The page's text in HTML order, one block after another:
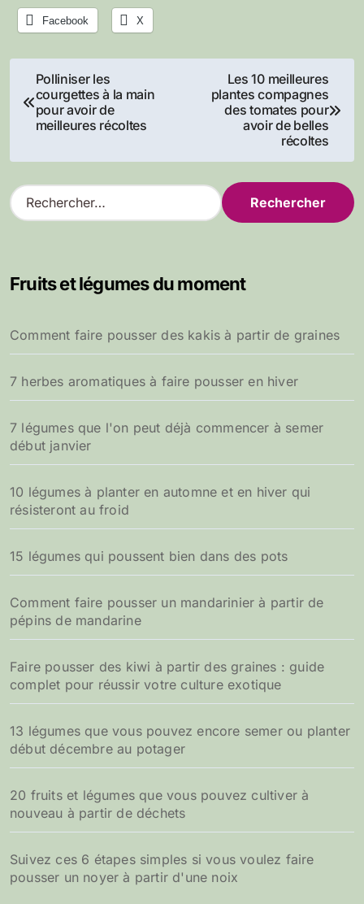
Facebook X
Navigation
de
Polliniser les
courgettes à la main
pour avoir de
meilleures récoltes
Les 10 meilleures
plantes compagnes
des tomates pour
avoir de belles
récoltes
R
e
r
e
r
:
Fruits et légumes du moment
Comment faire pousser des kakis à partir de graines
7 herbes aromatiques à faire pousser en hiver
7 légumes que l'on peut déjà commencer à semer
début janvier
10 légumes à planter en automne et en hiver qui
résisteront au froid
15 légumes qui poussent bien dans des pots
Comment faire pousser un mandarinier à partir de
pépins de mandarine
Faire pousser des kiwi à partir des graines : guide
complet pour réussir votre culture exotique
13 légumes que vous pouvez encore semer ou planter
début décembre au potager
20 fruits et légumes que vous pouvez cultiver à
nouveau à partir de déchets
Suivez ces 6 étapes simples si vous voulez faire
pousser un noyer à partir d'une noix